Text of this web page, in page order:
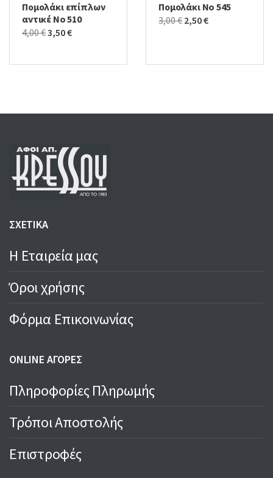
Πομολάκι επίπλων
αντικέ No 510
4,00€Original
was:
3,50€Current
is:
Πομολάκι No 545
3,00€ Original
3,00 €.
2,50€Current
2,50 €.
ΣΧΕΤΙΚΑ
Η Εταιρεία μας
Όροι χρήσης
Φόρμα Επικοινωνίας
ONLINE ΑΓΟΡΕΣ
Πληροφορίες Πληρωμής
Τρόποι Αποστολής
Επιστροφές